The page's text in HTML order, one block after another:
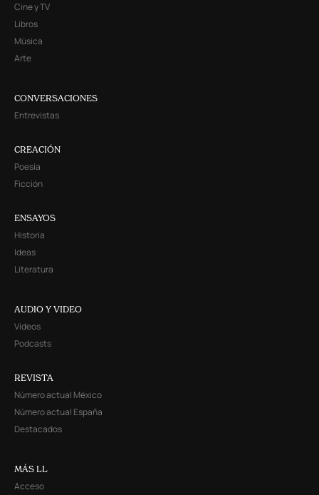
Cine y TV
Libros
Música
Arte
CONVERSACIONES
Entrevistas
CREACIÓN
Poesía
Ficción
ENSAYOS
Historia
Ideas
Literatura
AUDIO Y VIDEO
Videos
Podcasts
REVISTA
Número actual México
Número actual España
Destacados
MÁS LL
Acceso